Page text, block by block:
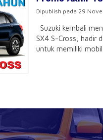
Dipublish pada 29
Suzuki kembali
SX4 S-Cross, hadir
untuk memiliki mobil